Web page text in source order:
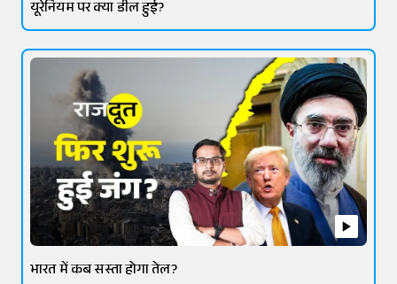
यूरेनियम पर क्या डील हुई?
भारत में कब सस्ता होगा तेल?